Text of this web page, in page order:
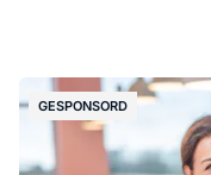
GESPONSORD